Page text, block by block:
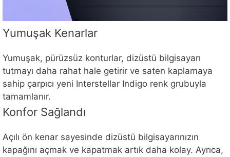
Yumuşak Kenarlar
Yumuşak, pürüzsüz konturlar, dizüstü bilgisayarı
tutmayı daha rahat hale getirir ve saten kaplamaya
sahip çarpıcı yeni Interstellar Indigo renk grubuyla
tamamlanır.
Konfor Sağlandı
Açılı ön kenar sayesinde dizüstü bilgisayarınızın
kapağını açmak ve kapatmak artık daha kolay. Ayrıca,